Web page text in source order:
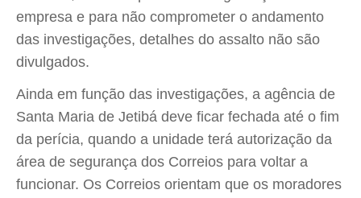
empresa e para não comprometer o andamento
das investigações, detalhes do assalto não são
divulgados.
Ainda em função das investigações, a agência de
Santa Maria de Jetibá deve ficar fechada até o fim
da perícia, quando a unidade terá autorização da
área de segurança dos Correios para voltar a
funcionar. Os Correios orientam que os moradores